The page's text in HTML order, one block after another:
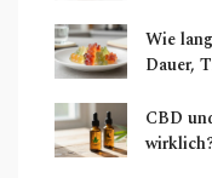
Wie
Dauer,
CBD